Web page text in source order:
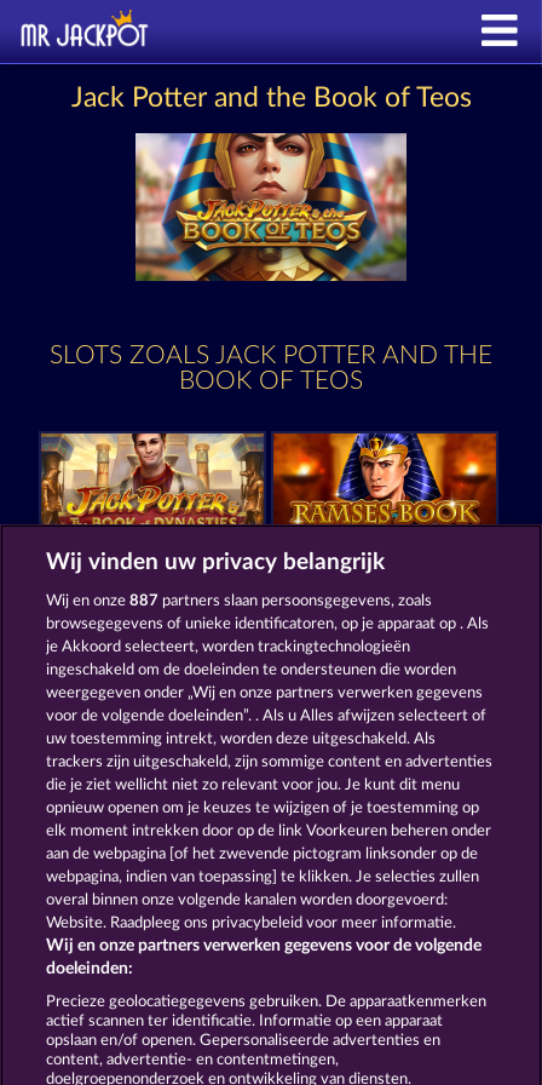
Jack Potter and the Book of Teos
SLOTS ZOALS JACK POTTER AND THE
BOOK OF TEOS
Ramses Book
Pharaos Riches Lucky Pharaoh Wild
Algemene voorwaarden
Privacy- en cookieverklaring Colofon
Bedrijf FAQ
Terugbetalingsverzoek indienen
Wij vinden uw privacy belangrijk
Wij en onze887 partners slaan persoonsgegevens, zoals
browsegegevens of unieke identificatoren, op je apparaat op . Als
je Akkoord selecteert, worden trackingtechnologieën
ingeschakeld om de doeleinden te ondersteunen die worden
weergegeven onder „Wij en onze partners verwerken gegevens
voor de volgende doeleinden”. . Als u Alles afwijzen selecteert of
uw toestemming intrekt, worden deze uitgeschakeld. Als
trackers zijn uitgeschakeld, zijn sommige content en advertenties
die je ziet wellicht niet zo relevant voor jou. Je kunt dit menu
opnieuw openen om je keuzes te wijzigen of je toestemming op
elk moment intrekken door op de link Voorkeuren beheren onder
aan de webpagina [of het zwevende pictogram linksonder op de
webpagina, indien van toepassing] te klikken. Je selecties zullen
overal binnen onze volgende kanalen worden doorgevoerd:
Website. Raadpleeg ons privacybeleid voor meer informatie.
Wij en onze partners verwerken gegevens voor de volgende
doeleinden:
Precieze geolocatiegegevens gebruiken. De apparaatkenmerken
actief scannen ter identificatie. Informatie op een apparaat
opslaan en/of openen. Gepersonaliseerde advertenties en
content, advertentie- en contentmetingen,
doelgroepenonderzoek en ontwikkeling van diensten.